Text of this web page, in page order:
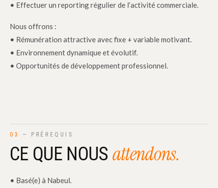
• Effectuer un reporting régulier de l’activité commerciale.
Nous offrons :
• Rémunération attractive avec fixe + variable motivant.
• Environnement dynamique et évolutif.
• Opportunités de développement professionnel.
03 — PRÉREQUIS
CE QUE NOUS attendons.
• Basé(e) à Nabeul.